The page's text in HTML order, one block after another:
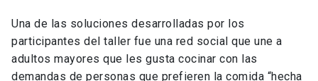
Una de las soluciones desarrolladas por los
participantes del taller fue una red social que une a
adultos mayores que les gusta cocinar con las